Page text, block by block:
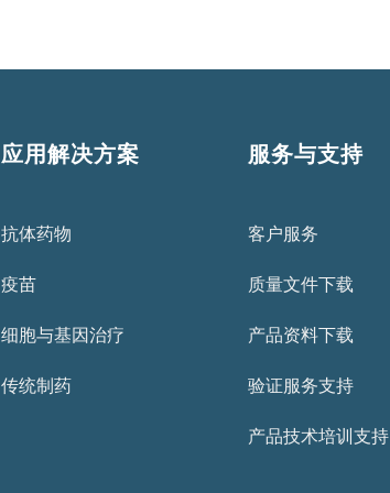
应用解决方案
抗体药物
疫苗
细胞与基因治疗
传统制药
服务与支持
客户服务
质量文件下载
产品资料下载
验证服务支持
产品技术培训支持